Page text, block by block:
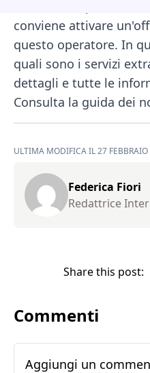
conviene attivare
questo operatore. In
quali sono i servizi
dettagli e tutte le
Consulta la guida dei
ULTIMA MODIFICA IL 27
Federica Fiori
Redattrice
Share this post:
Commenti
Aggiungi un